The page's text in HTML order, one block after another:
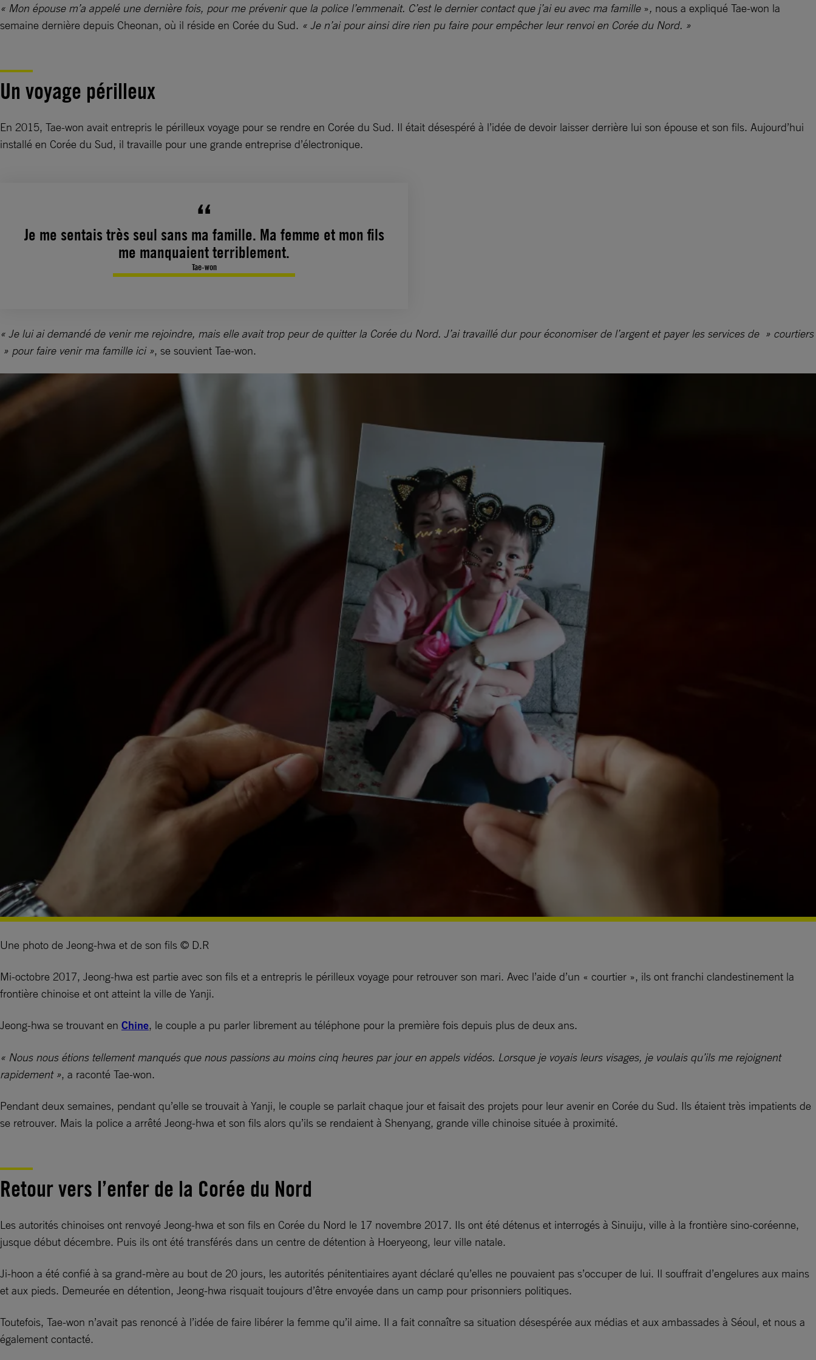
« Mon épouse m’a appelé une dernière fois, pour me prévenir que la police l’emmenait. C’est le dernier contact que j’ai eu avec ma famille », nous a expliqué Tae-won la
semaine dernière depuis Cheonan, où il réside en Corée du Sud. « Je n’ai pour ainsi dire rien pu faire pour empêcher leur renvoi en Corée du Nord. »
Un voyage périlleux
En 2015, Tae-won avait entrepris le périlleux voyage pour se rendre en Corée du Sud. Il était désespéré à l’idée de devoir laisser derrière lui son épouse et son fils. Aujourd’hui
installé en Corée du Sud, il travaille pour une grande entreprise d’électronique.
Je me sentais très seul sans ma famille. Ma femme et mon fils
me manquaient terriblement.
Tae-won
« Je lui ai demandé de venir me rejoindre, mais elle avait trop peur de quitter la Corée du Nord. J’ai travaillé dur pour économiser de l’argent et payer les services de » courtiers
» pour faire venir ma famille ici », se souvient Tae-won.
Une photo de Jeong-hwa et de son fils © D.R
Mi-octobre 2017, Jeong-hwa est partie avec son fils et a entrepris le périlleux voyage pour retrouver son mari. Avec l’aide d’un « courtier », ils ont franchi clandestinement la
frontière chinoise et ont atteint la ville de Yanji.
Jeong-hwa se trouvant en Chine, le couple a pu parler librement au téléphone pour la première fois depuis plus de deux ans.
« Nous nous étions tellement manqués que nous passions au moins cinq heures par jour en appels vidéos. Lorsque je voyais leurs visages, je voulais qu’ils me rejoignent
rapidement », a raconté Tae-won.
Pendant deux semaines, pendant qu’elle se trouvait à Yanji, le couple se parlait chaque jour et faisait des projets pour leur avenir en Corée du Sud. Ils étaient très impatients de
se retrouver. Mais la police a arrêté Jeong-hwa et son fils alors qu’ils se rendaient à Shenyang, grande ville chinoise située à proximité.
Retour vers l’enfer de la Corée du Nord
Les autorités chinoises ont renvoyé Jeong-hwa et son fils en Corée du Nord le 17 novembre 2017. Ils ont été détenus et interrogés à Sinuiju, ville à la frontière sino-coréenne,
jusque début décembre. Puis ils ont été transférés dans un centre de détention à Hoeryeong, leur ville natale.
Ji-hoon a été confié à sa grand-mère au bout de 20 jours, les autorités pénitentiaires ayant déclaré qu’elles ne pouvaient pas s’occuper de lui. Il souffrait d’engelures aux mains
et aux pieds. Demeurée en détention, Jeong-hwa risquait toujours d’être envoyée dans un camp pour prisonniers politiques.
Toutefois, Tae-won n’avait pas renoncé à l’idée de faire libérer la femme qu’il aime. Il a fait connaître sa situation désespérée aux médias et aux ambassades à Séoul, et nous a
également contacté.